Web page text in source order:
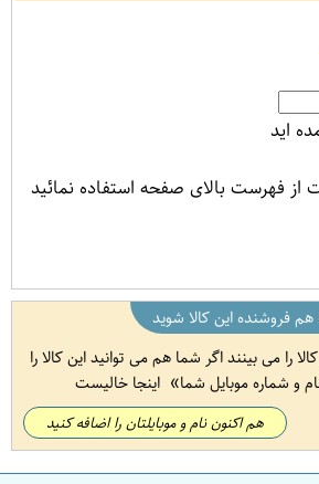
اید
از فهرست بالای صفحه استفاده نمائید
فروشنده این کالا شوید
را می بینند اگر شما هم می توانید این کالا را
و شماره موبایل شما اینجا خالیست
هم اکنون نام و موبایلتان را اضافه کنید